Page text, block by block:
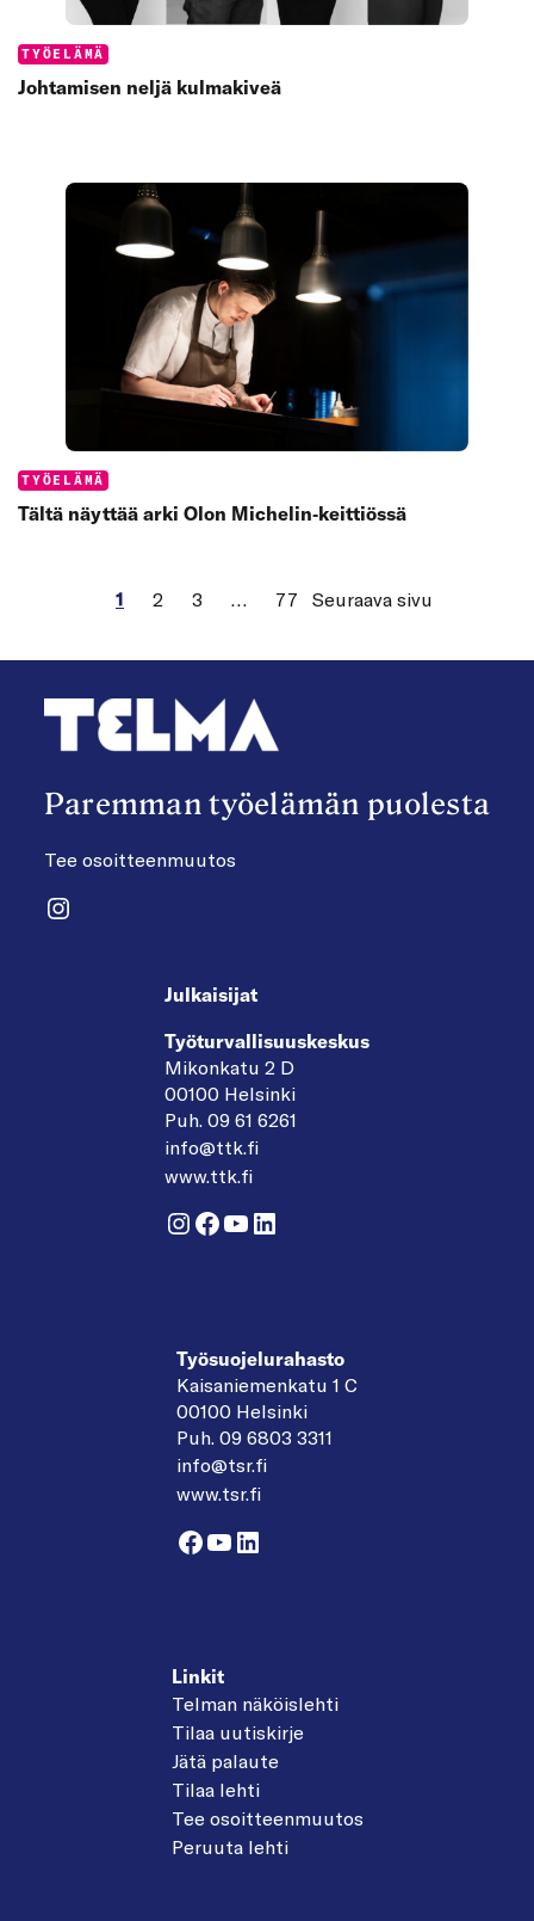
Categories:
TYÖELÄMÄ
Johtamisen neljä kulmakiveä
Categories:
TYÖELÄMÄ
Tältä näyttää arki Olon Michelin‑keittiössä
1 2 3 77 Seuraava sivu
Paremman työelämän puolesta
Tee osoitteenmuutos
Instagram
Julkaisijat
Työturvallisuuskeskus
Mikonkatu 2 D
00100 Helsinki
Puh. 09 61 6261
info@ttk.fi
www.ttk.fi
Instagram
Facebook
YouTube
LinkedIn
Työsuojelurahasto
Kaisaniemenkatu 1 C
00100 Helsinki
Puh. 09 6803 3311
info@tsr.fi
www.tsr.fi
Facebook
YouTube
LinkedIn
Linkit
Telman näköislehti
Tilaa uutiskirje
Jätä palaute
Tilaa lehti
Tee osoitteenmuutos
Peruuta lehti